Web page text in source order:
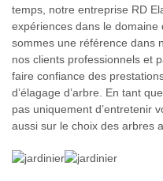
temps, notre entreprise RD
expériences dans le
sommes une référence dans
nos clients professionnels et
faire confiance des
d’élagage d’arbre. En tant
pas uniquement d’entretenir
aussi sur le choix des arbres